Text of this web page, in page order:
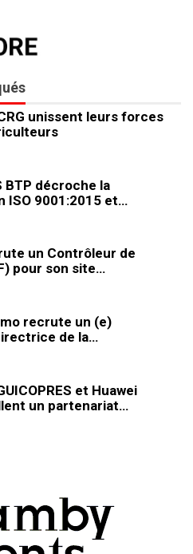
unissent leurs forces
BTP décroche la
ISO 9001:2015 et…
un Contrôleur de
pour son site…
recrute un (e)
de la…
et Huawei
un partenariat…